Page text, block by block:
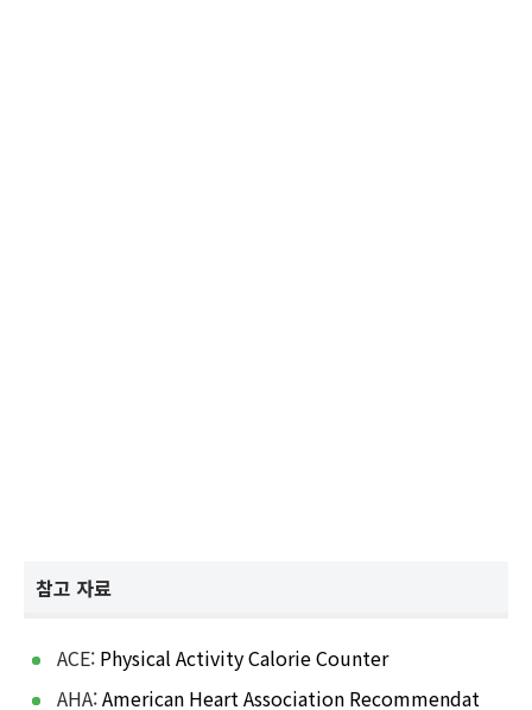
참고 자료
ACE: Physical Activity Calorie Counter
AHA:American Heart Association Recommendat